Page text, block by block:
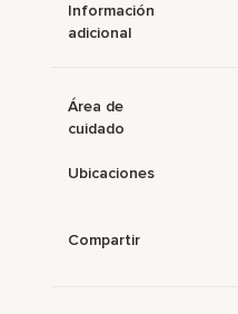
Información
adicional
Área de
cuidado
Ubicaciones
Compartir